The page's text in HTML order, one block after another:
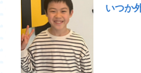
いつか